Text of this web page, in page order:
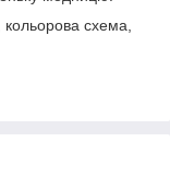
кольорова схема,